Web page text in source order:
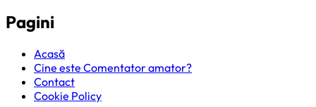
Pagini
Acasă
Cine este Comentator amator?
Contact
Cookie Policy